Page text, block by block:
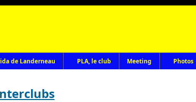
de Landerneau PLA, le club Meeting Photos